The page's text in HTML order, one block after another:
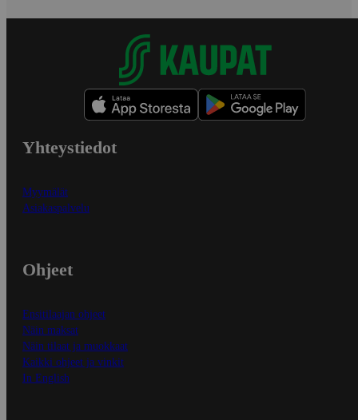
Yhteystiedot
Myymälät
Asiakaspalvelu
Ohjeet
Ensitilaajan ohjeet
Näin maksat
Näin tilaat ja muokkaat
Kaikki ohjeet ja vinkit
In English